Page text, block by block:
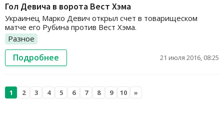
Гол Девича в ворота Вест Хэма
Украинец Марко Девич открыл счет в товарищеском
матче его Рубина против Вест Хэма.
Разное
Подробнее 21 июля 2016, 08:25
1 2 3 4 5 6 7 8 9 10 »